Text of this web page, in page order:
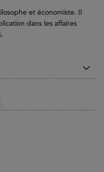
et économiste. Il
dans les affaires